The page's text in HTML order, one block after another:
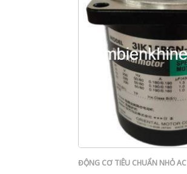
ĐỘNG CƠ TIÊU CHUẨN NHỎ AC